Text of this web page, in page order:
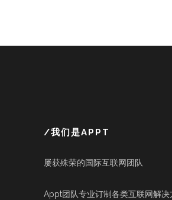
/我们是APPT
屡获殊荣的国际互联网团队
Appt团队专业订制各类互联网解决